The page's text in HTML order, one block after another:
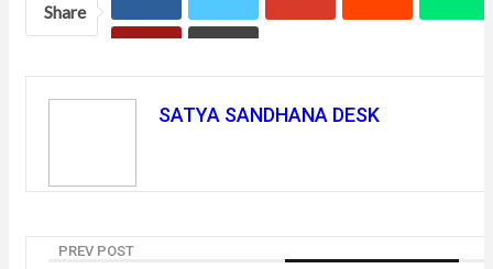
Share
SATYA SANDHANA DESK
PREV POST